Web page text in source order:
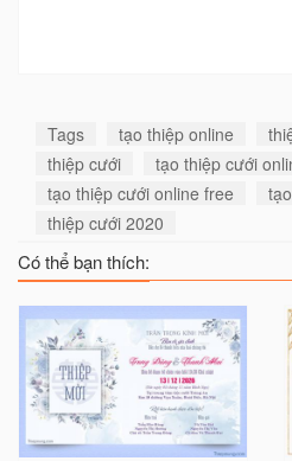
Tags tạo thiệp online
thiệp cưới
tạo thiệp cưới
tạo thiệp cưới online free
thiệp cưới 2020
Có thể bạn thích: